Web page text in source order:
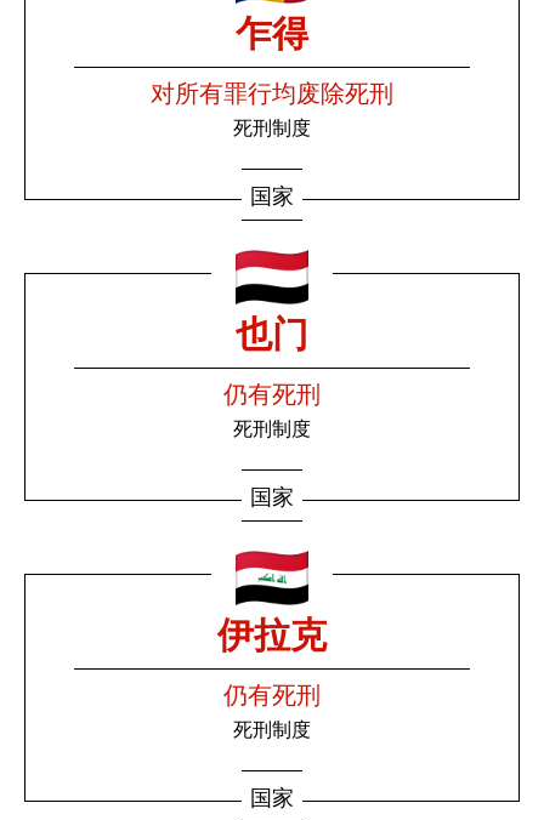
乍得
对所有罪行均废除死刑
死刑制度
国家
也门
仍有死刑
死刑制度
国家
伊拉克
仍有死刑
死刑制度
国家